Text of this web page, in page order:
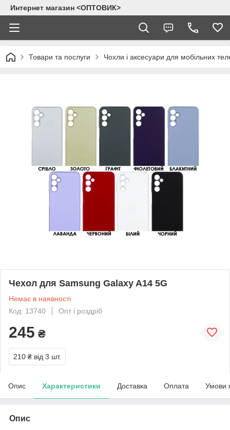
Интернет магазин <ОПТОВИК>
Товари та послуги Чохли і аксесуари для мобільних
Чехол для Samsung Galaxy A14 5G
Немає в наявності
Код: 13740
Опт і роздріб
245 ₴
210 ₴ від 3 шт.
Опис Характеристики Доставка Оплата Умови
Опис